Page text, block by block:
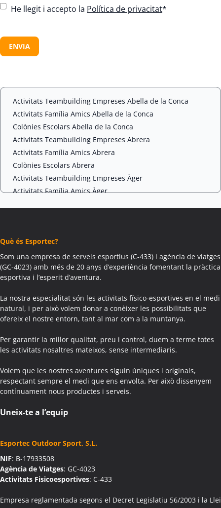
C
s
e
*
He llegit i accepto la Política de privacitat*
A
P
H
Activitats Teambuilding Empreses Abella de la Conca
Activitats Família Amics Abella de la Conca
Colònies Escolars Abella de la Conca
Activitats Teambuilding Empreses Abrera
Activitats Família Amics Abrera
Colònies Escolars Abrera
Activitats Teambuilding Empreses Àger
Activitats Família Amics Àger
Colònies Escolars Agramunt
Activitats Teambuilding Empreses Aguilar de Segarra
Activitats Família Amics Aguilar de Segarra
Colònies Escolars Aguilar de Segarra
Activitats Teambuilding Empreses Agullana
Activitats Família Amics Agullana
Colònies Escolars Agullana
Activitats Família Amics Aiguafreda
Activitats Teambuilding Empreses Aiguamúrcia
Activitats Família Amics Aiguamúrcia
Colònies Escolars Aiguamúrcia
Activitats Teambuilding Empreses Aiguaviva
Activitats Teambuilding Empreses Aín
Activitats Família Amics Aín
Colònies Escolars Aín
Activitats Teambuilding Empreses Aitona
Activitats Família Amics Aitona
Què és Esportec?
Som una empresa de serveis esportius (C-433) i agència de viatges
(GC-4023) amb més de 20 anys d’experiència fomentant la pràctica
esportiva i l’esperit d’aventura.
La nostra especialitat són les activitats físico-esportives en el medi
natural, i per això volem donar a conèixer les possibilitats que
ofereix el nostre entorn, tant al mar com a la muntanya.
Per garantir la millor qualitat, preu i control, duem a terme totes
les activitats nosaltres mateixos, sense intermediaris.
Volem que les nostres aventures siguin úniques i originals,
respectant sempre el medi que ens envolta. Per això dissenyem
contínuament nous productes i serveis.
Uneix-te a l’equip
Esportec Outdoor Sport, S.L.
NIF: B-17933508
Agència de Viatges: GC-4023
Activitats Fisicoesportives: C-433
Empresa reglamentada segons el Decret Legislatiu 56/2003 i la Llei